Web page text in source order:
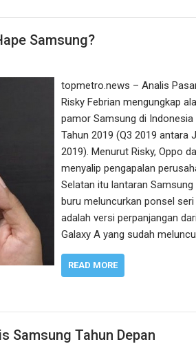
Samsung?
topmetro.news – Analis
Risky Febrian mengungkap
pamor Samsung di Indonesia
Tahun 2019 (Q3 2019 antara
2019). Menurut Risky, Oppo
menyalip pengapalan
Selatan itu lantaran
buru meluncurkan ponsel
adalah versi perpanjangan
Galaxy A yang sudah
READ MORE
Samsung Tahun Depan